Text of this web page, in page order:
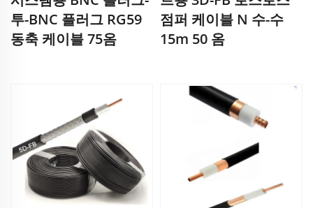
투-BNC 플러그 RG59
동축 케이블 75옴
점퍼 케이블 N 수-수
15m 50 옴